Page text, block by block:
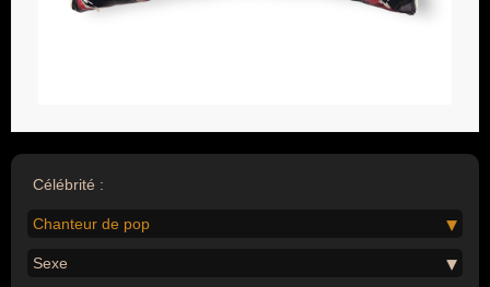
Célébrité :
Chanteur de pop
Sexe